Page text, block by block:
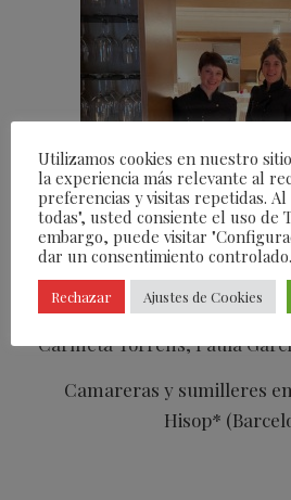
Carmeta Torrens, Paula
Camareras y sumilleres
Hisop*
Utilizamos cookies en nuestro
la experiencia más relevante al
preferencias y visitas repetidas.
todas", usted consiente el uso de
embargo, puede visitar
dar un consentimiento controlado.
Rechazar Ajustes de Cookies